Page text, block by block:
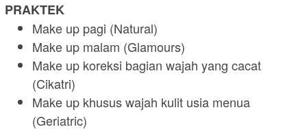
PRAKTEK
Make up pagi (Natural)
Make up malam (Glamours)
Make up koreksi bagian wajah yang cacat
(Cikatri)
Make up khusus wajah kulit usia menua
(Geriatric)